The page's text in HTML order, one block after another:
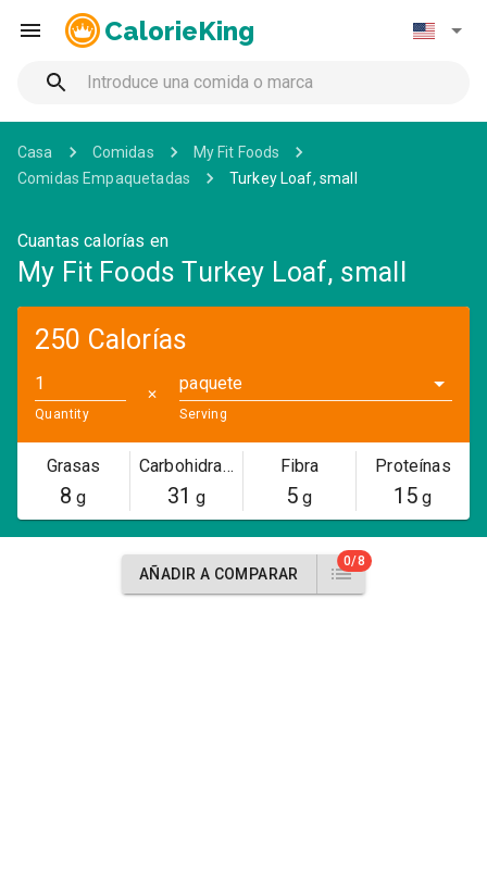
CalorieKing
Casa Comidas
My Fit Foods
Comidas Empaquetadas
Turkey Loaf, small
Cuantas calorías en
My Fit Foods Turkey Loaf, small
250 Calorías
Quantity
✕
paquete
Serving
Grasas
8 g
Carbohidratos
31 g
Fibra
5 g
Proteínas
15 g
AÑADIR A COMPARAR
0/8